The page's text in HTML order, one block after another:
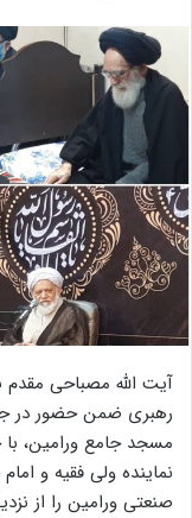
آیت الله مصباحی مقدم
رهبری ضمن حضور در
مسجد جامع ورامین،
نماینده ولی فقیه و
صنعتی ورامین را از